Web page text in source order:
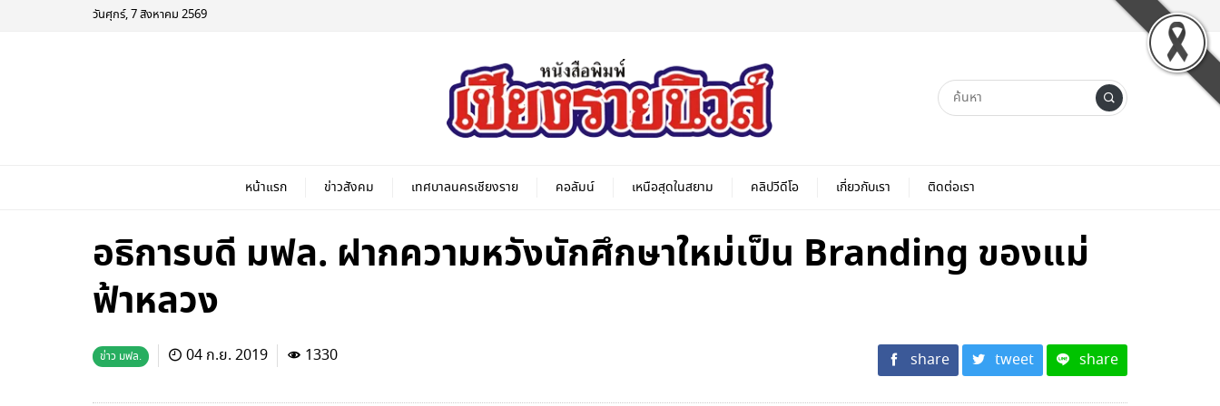
วันศุกร์, 7 สิงหาคม 2569
หน้าแรก ข่าวสังคม เทศบาลนครเชียงราย คอลัมน์ เหนือสุดในสยาม คลิปวีดีโอ เกี่ยวกับเรา ติดต่อเรา
อธิการบดี มฟล. ฝากความหวังนักศึกษาใหม่เป็น Branding ของแม่
ฟ้าหลวง
ข่าว มฟล. 04 ก.ย. 2019 1330 share tweet share